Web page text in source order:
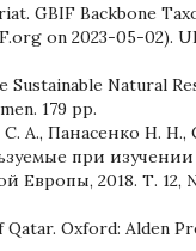
GBIF Backbone
on 2023-05-02).
Sustainable Natural
179 pp.
А., Панасенко Н. Н.,
при
2018. Т. 12, №
Oxford: Alden